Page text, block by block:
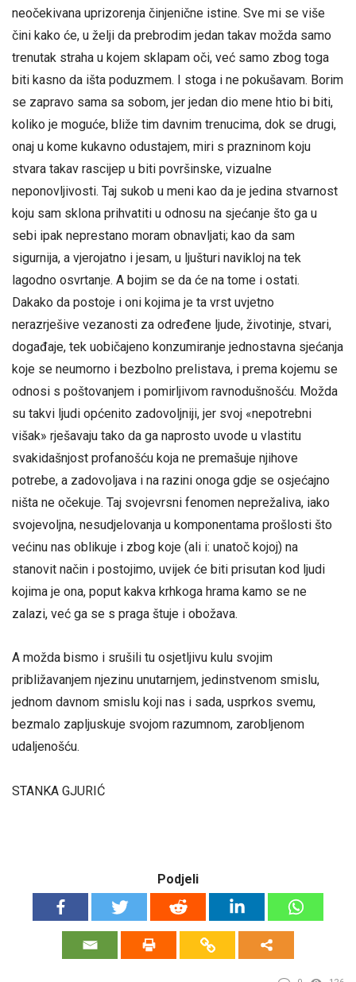
neočekivana uprizorenja činjenične istine. Sve mi se više
čini kako će, u želji da prebrodim jedan takav možda samo
trenutak straha u kojem sklapam oči, već samo zbog toga
biti kasno da išta poduzmem. I stoga i ne pokušavam. Borim
se zapravo sama sa sobom, jer jedan dio mene htio bi biti,
koliko je moguće, bliže tim davnim trenucima, dok se drugi,
onaj u kome kukavno odustajem, miri s prazninom koju
stvara takav rascijep u biti površinske, vizualne
neponovljivosti. Taj sukob u meni kao da je jedina stvarnost
koju sam sklona prihvatiti u odnosu na sjećanje što ga u
sebi ipak neprestano moram obnavljati; kao da sam
sigurnija, a vjerojatno i jesam, u ljušturi navikloj na tek
lagodno osvrtanje. A bojim se da će na tome i ostati.
Dakako da postoje i oni kojima je ta vrst uvjetno
nerazrješive vezanosti za određene ljude, životinje, stvari,
događaje, tek uobičajeno konzumiranje jednostavna sjećanja
koje se neumorno i bezbolno prelistava, i prema kojemu se
odnosi s poštovanjem i pomirljivom ravnodušnošću. Možda
su takvi ljudi općenito zadovoljniji, jer svoj «nepotrebni
višak» rješavaju tako da ga naprosto uvode u vlastitu
svakidašnjost profanošću koja ne premašuje njihove
potrebe, a zadovoljava i na razini onoga gdje se osjećajno
ništa ne očekuje. Taj svojevrsni fenomen neprežaliva, iako
svojevoljna, nesudjelovanja u komponentama prošlosti što
većinu nas oblikuje i zbog koje (ali i: unatoč kojoj) na
stanovit način i postojimo, uvijek će biti prisutan kod ljudi
kojima je ona, poput kakva krhkoga hrama kamo se ne
zalazi, već ga se s praga štuje i obožava.
A možda bismo i srušili tu osjetljivu kulu svojim
približavanjem njezinu unutarnjem, jedinstvenom smislu,
jednom davnom smislu koji nas i sada, usprkos svemu,
bezmalo zapljuskuje svojom razumnom, zarobljenom
udaljenošću.
STANKA GJURIĆ
Podjeli